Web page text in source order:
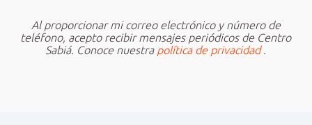
Al proporcionar mi correo electrónico y número de
teléfono, acepto recibir mensajes periódicos de Centro
Sabiá. Conoce nuestra política de privacidad.